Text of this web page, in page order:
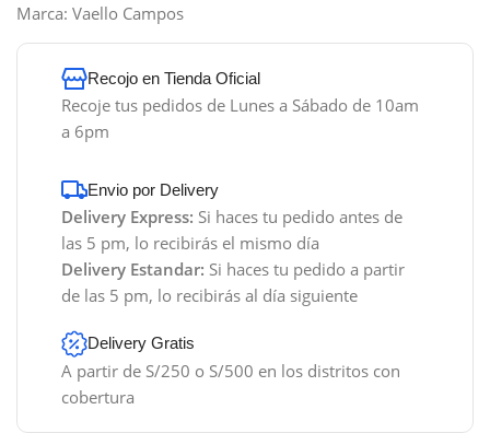
Marca:Vaello Campos
Recojo en Tienda Oficial
Recoje tus pedidos de Lunes a Sábado de 10am
a 6pm
Envio por Delivery
Delivery Express: Si haces tu pedido antes de
las 5 pm, lo recibirás el mismo día
Delivery Estandar: Si haces tu pedido a partir
de las 5 pm, lo recibirás al día siguiente
Delivery Gratis
A partir de S/250 o S/500 en los distritos con
cobertura